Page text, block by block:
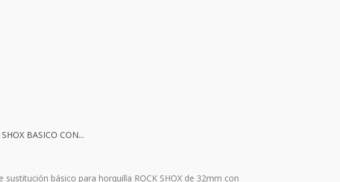
BASICO CON...
sustitución básico para horquilla ROCK SHOX de 32mm con